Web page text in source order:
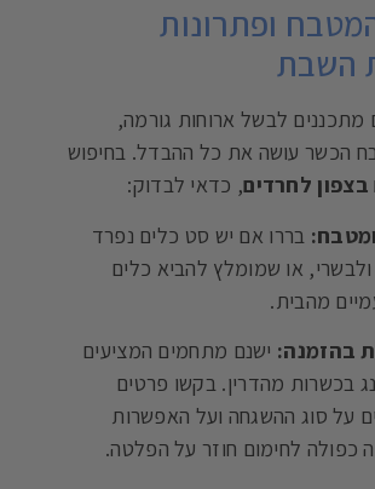
ופתרונות
השבת
מתכננים לבשל ארוחות גורמה,
הכשר עושה את כל ההבדל. בחיפוש
בצפון לחרדים, כדאי לבדוק:
בררו אם יש סט כלים נפרד
או שמומלץ להביא כלים
מהבית.
בהזמנה: ישנם מתחמים המציעים
בכשרות מהדרין. בקשו פרטים
על סוג ההשגחה ועל האפשרות
כפולה לחימום חוזר על הפלטה.